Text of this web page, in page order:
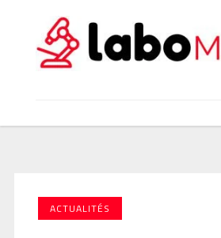
ACTUALITÉS